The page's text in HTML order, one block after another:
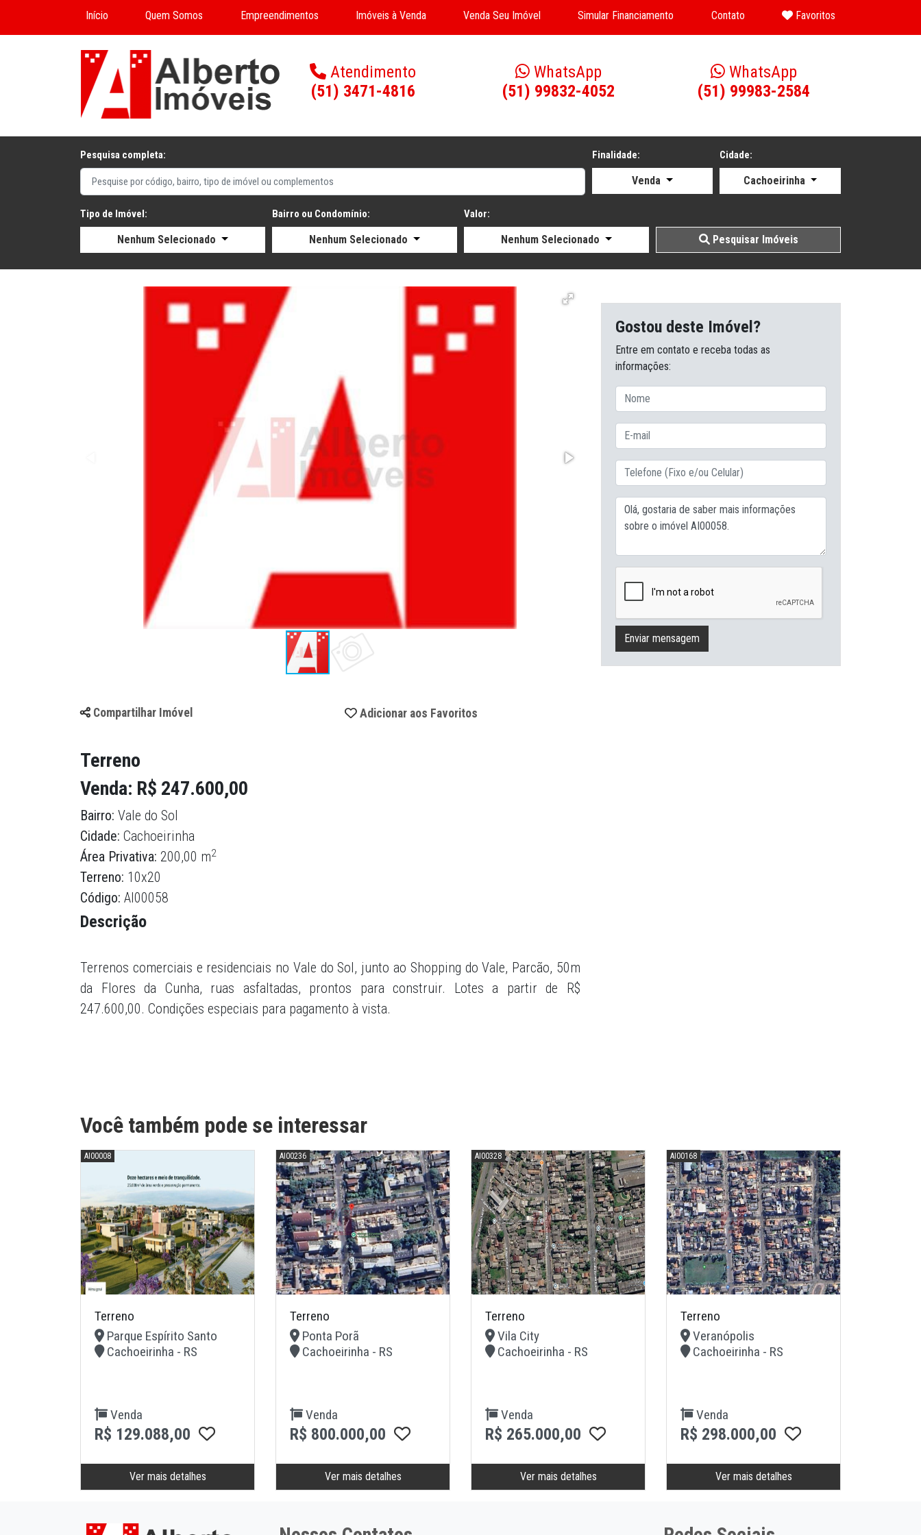
Início Quem Somos Empreendimentos Imóveis à Venda Venda Seu Imóvel Simular Financiamento Contato Favoritos
Atendimento
(51) 3471-4816
WhatsApp
(51) 99832-4052
WhatsApp
(51) 99983-2584
Pesquisa completa: Finalidade:
Venda
Cidade:
Cachoeirinha
Tipo de Imóvel:
Nenhum Selecionado
Bairro ou Condomínio:
Nenhum Selecionado
Valor:
Nenhum Selecionado Pesquisar Imóveis
Entre em contato e solicite mais
(51) 3471-4816
mencione o código
Compartilhar Imóvel Adicionar aos Favoritos
Terreno
Venda: R$ 247.600,00
Bairro: Vale do Sol
Cidade: Cachoeirinha
Área Privativa: 200,00 m2
Terreno: 10x20
Código: AI00058
Descrição
Terrenos comerciais e residenciais no Vale do Sol, junto ao Shopping do Vale, Parcão, 50m
da Flores da Cunha, ruas asfaltadas, prontos para construir. Lotes a partir de R$
247.600,00. Condições especiais para pagamento à vista.
Gostou deste Imóvel?
Entre em contato e receba todas as
informações:
Enviar mensagem
Você também pode se interessar
AI00008
Terreno
Parque Espírito Santo
Cachoeirinha - RS
Venda
R$ 129.088,00
Ver mais detalhes
AI00236
Terreno
Ponta Porã
Cachoeirinha - RS
Venda
R$ 800.000,00
Ver mais detalhes
AI00328
Terreno
Vila City
Cachoeirinha - RS
Venda
R$ 265.000,00
Ver mais detalhes
AI00168
Terreno
Veranópolis
Cachoeirinha - RS
Venda
R$ 298.000,00
Ver mais detalhes